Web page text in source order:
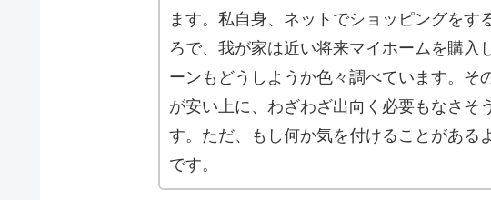
ます。私自身、ネットでショッピングをす
ろで、我が家は近い将来マイホームを購入
ーンもどうしようか色々調べています。そ
が安い上に、わざわざ出向く必要もなさそ
す。ただ、もし何か気を付けることがある
です。